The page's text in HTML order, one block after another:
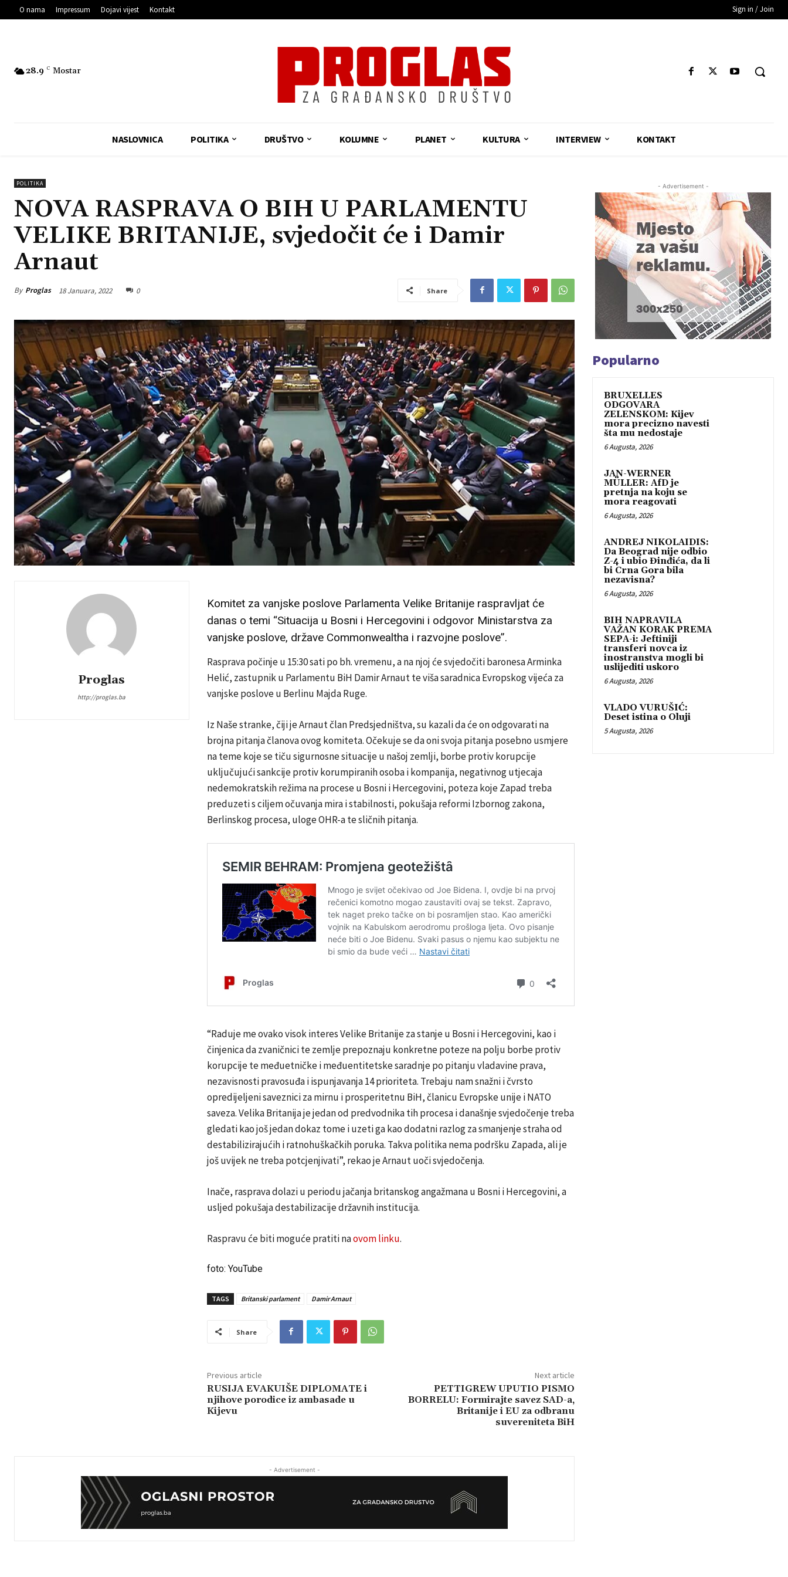
O nama Impressum Dojavi vijest Kontakt Sign in / Join
28.9 C Mostar
NASLOVNICA POLITIKA DRUŠTVO KOLUMNE PLANET KULTURA INTERVIEW KONTAKT
POLITIKA
NOVA RASPRAVA O BIH U PARLAMENTU
VELIKE BRITANIJE, svjedočit će i Damir
Arnaut
By Proglas 18 Januara, 2022 0 Share
Proglas
http://proglas.ba
Komitet za vanjske poslove Parlamenta Velike Britanije raspravljat će
danas o temi “Situacija u Bosni i Hercegovini i odgovor Ministarstva za
vanjske poslove, države Commonwealtha i razvojne poslove”.
Rasprava počinje u 15:30 sati po bh. vremenu, a na njoj će svjedočiti baronesa Arminka
Helić, zastupnik u Parlamentu BiH Damir Arnaut te viša saradnica Evropskog vijeća za
vanjske poslove u Berlinu Majda Ruge.
Iz Naše stranke, čiji je Arnaut član Predsjedništva, su kazali da će on odgovarati na
brojna pitanja članova ovog komiteta. Očekuje se da oni svoja pitanja posebno usmjere
na teme koje se tiču sigurnosne situacije u našoj zemlji, borbe protiv korupcije
uključujući sankcije protiv korumpiranih osoba i kompanija, negativnog utjecaja
nedemokratskih režima na procese u Bosni i Hercegovini, poteza koje Zapad treba
preduzeti s ciljem očuvanja mira i stabilnosti, pokušaja reformi Izbornog zakona,
Berlinskog procesa, uloge OHR-a te sličnih pitanja.
“Raduje me ovako visok interes Velike Britanije za stanje u Bosni i Hercegovini, kao i
činjenica da zvaničnici te zemlje prepoznaju konkretne poteze na polju borbe protiv
korupcije te međuetničke i međuentitetske saradnje po pitanju vladavine prava,
nezavisnosti pravosuđa i ispunjavanja 14 prioriteta. Trebaju nam snažni i čvrsto
opredijeljeni saveznici za mirnu i prosperitetnu BiH, članicu Evropske unije i NATO
saveza. Velika Britanija je jedan od predvodnika tih procesa i današnje svjedočenje treba
gledati kao još jedan dokaz tome i uzeti ga kao dodatni razlog za smanjenje straha od
destabilizirajućih i ratnohuškačkih poruka. Takva politika nema podršku Zapada, ali je
još uvijek ne treba potcjenjivati”, rekao je Arnaut uoči svjedočenja.
Inače, rasprava dolazi u periodu jačanja britanskog angažmana u Bosni i Hercegovini, a
usljed pokušaja destabilizacije državnih institucija.
Raspravu će biti moguće pratiti naovom linku.
foto: YouTube
TAGS Britanski parlament Damir Arnaut
Share
Previous article
RUSIJA EVAKUIŠE DIPLOMATE i
njihove porodice iz ambasade u
Kijevu
Next article
PETTIGREW UPUTIO PISMO
BORRELU: Formirajte savez SAD-a,
Britanije i EU za odbranu
suvereniteta BiH
- Advertisement -
- Advertisement -
Popularno
BRUXELLES
ODGOVARA
ZELENSKOM: Kijev
mora precizno navesti
šta mu nedostaje
6 Augusta, 2026
JAN-WERNER
MÜLLER: AfD je
pretnja na koju se
mora reagovati
6 Augusta, 2026
ANDREJ NIKOLAIDIS:
Da Beograd nije odbio
Z-4 i ubio Đinđića, da li
bi Crna Gora bila
nezavisna?
6 Augusta, 2026
BIH NAPRAVILA
VAŽAN KORAK PREMA
SEPA-i: Jeftiniji
transferi novca iz
inostranstva mogli bi
uslijediti uskoro
6 Augusta, 2026
VLADO VURUŠIĆ:
Deset istina o Oluji
5 Augusta, 2026